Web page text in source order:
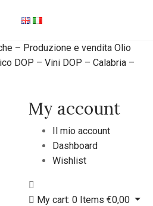
My account
Il mio account
Dashboard
Wishlist
My cart: 0 Items €0,00